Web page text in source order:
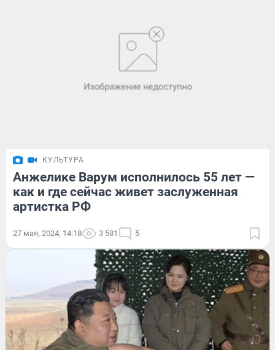
КУЛЬТУРА
Анжелике Варум исполнилось 55 лет —
как и где сейчас живет заслуженная
артистка РФ
27 мая, 2024, 14:18 3 581 5